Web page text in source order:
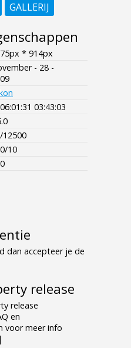
GALLERIJ
* 914px
- 28 -
03:43:03
12500
10
dan accepteer je de
release
release
en
voor meer info
|